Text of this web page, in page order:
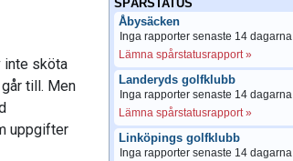
inte sköta
till. Men
uppgifter
SPÅRSTATUS
Åbysäcken
Inga rapporter senaste 14 dagarna
Lämna spårstatusrapport »
Landeryds golfklubb
Inga rapporter senaste 14 dagarna
Lämna spårstatusrapport »
Linköpings golfklubb
Inga rapporter senaste 14 dagarna